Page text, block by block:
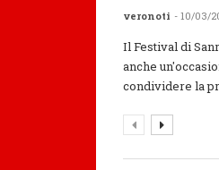
veronoti - 10/03/
Il Festival di
anche
condividere la